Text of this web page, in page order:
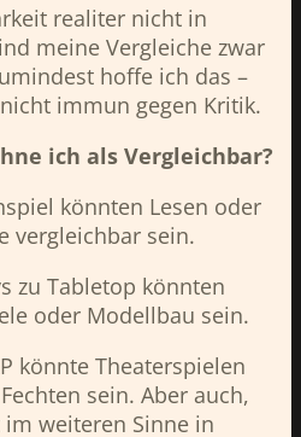
realiter nicht in
meine Vergleiche zwar
hoffe ich das –
immun gegen Kritik.
ich als Vergleichbar?
könnten Lesen oder
vergleichbar sein.
zu Tabletop könnten
oder Modellbau sein.
könnte Theaterspielen
sein. Aber auch,
weiteren Sinne in